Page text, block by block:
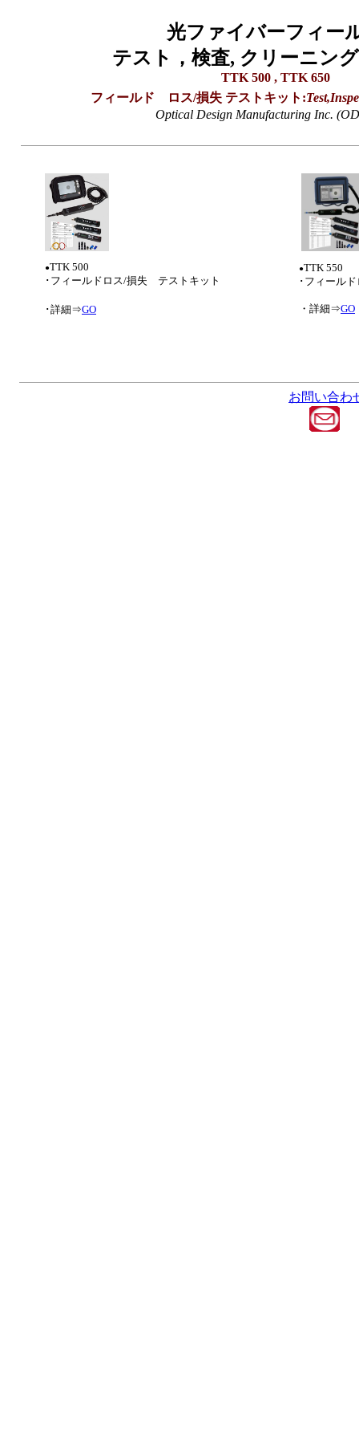
光ファイバーフィー
テスト，検査, クリーニン
TTK 500 , TTK 650
フィールド ロス/損失 テストキット:
Optical Design Manufacturing Inc.
●TTK 500
･フィールドロス/損失 テストキット
･詳細⇒GO
●TTK 550
･フィール
・詳細⇒GO
お問い合わ